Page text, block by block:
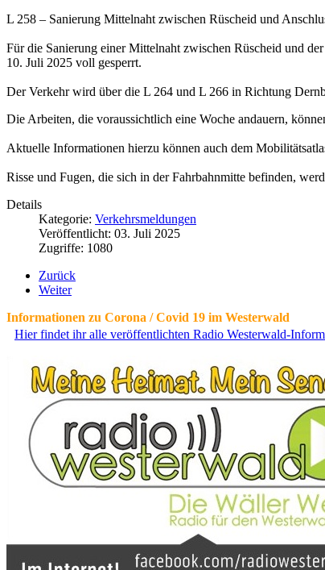
L 258 – Sanierung Mittelnaht zwischen Rüscheid und
Für die Sanierung einer Mittelnaht zwischen Rüscheid und
10. Juli 2025 voll gesperrt.
Der Verkehr wird über die L 264 und L 266 in Richtung
Die Arbeiten, die voraussichtlich eine Woche andauern,
Aktuelle Informationen hierzu können auch dem
Risse und Fugen, die sich in der Fahrbahnmitte befinden,
Details
Kategorie: Verkehrsmeldungen
Veröffentlicht: 03. Juli 2025
Zugriffe: 1080
Zurück
Weiter
Informationen zu Corona / Covid 19 im Westerwald
Hier findet ihr alle veröffentlichten Radio Westerwald-